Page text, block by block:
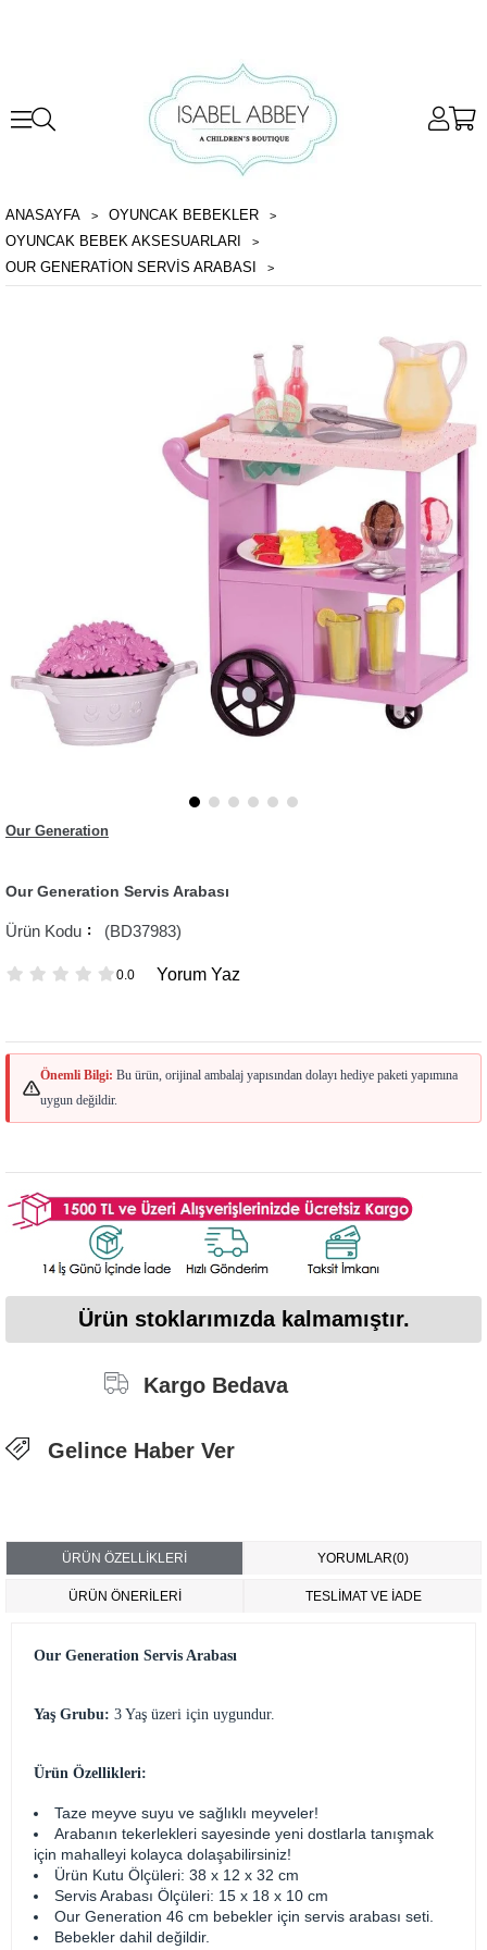
ANASAYFA
OYUNCAK BEBEKLER
OYUNCAK BEBEK AKSESUARLARI
OUR GENERATION SERVIS ARABASI
Our Generation
Our Generation Servis Arabası
(BD37983)
0.0 Yorum Yaz
Önemli Bilgi: Bu ürün, orijinal ambalaj yapısından dolayı hediye paketi yapımına
uygun değildir.
Ürün stoklarımızda kalmamıştır.
Kargo Bedava
Gelince Haber Ver
ÜRÜN ÖZELLIKLERI YORUMLAR(0)
ÜRÜN ÖNERILERI TESLİMAT VE İADE
Our Generation Servis Arabası
Yaş Grubu: 3 Yaş üzeri için uygundur.
Ürün Özellikleri:
Taze meyve suyu ve sağlıklı meyveler!
Arabanın tekerlekleri sayesinde yeni dostlarla tanışmak
için mahalleyi kolayca dolaşabilirsiniz!
Ürün Kutu Ölçüleri: 38 x 12 x 32 cm
Servis Arabası Ölçüleri: 15 x 18 x 10 cm
Our Generation 46 cm bebekler için servis arabası seti.
Bebekler dahil değildir.